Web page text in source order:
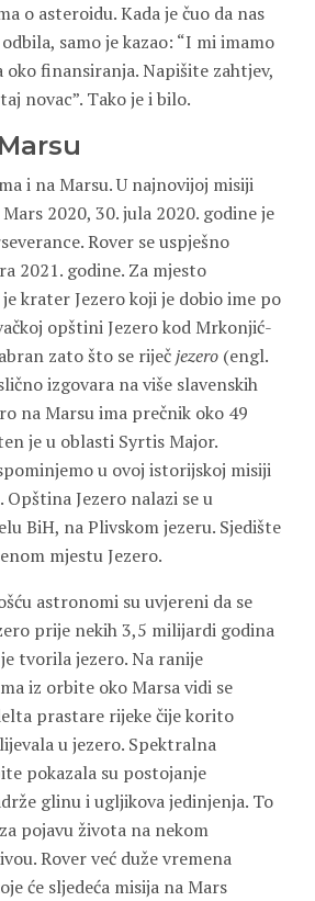
o asteroidu. Kada je čuo da nas
samo je kazao: “I mi imamo
finansiranja. Napišite zahtjev,
novac”. Tako je i bilo.
i na Marsu. U najnovijoj misiji
2020, 30. jula 2020. godine je
Rover se uspješno
2021. godine. Za mjesto
krater Jezero koji je dobio ime po
opštini Jezero kod Mrkonjić-
zato što se riječjezero (engl.
izgovara na više slavenskih
na Marsu ima prečnik oko 49
je u oblasti Syrtis Major.
u ovoj istorijskoj misiji
Jezero nalazi se u
BiH, na Plivskom jezeru. Sjedište
mjestu Jezero.
astronomi su uvjereni da se
prije nekih 3,5 milijardi godina
tvorila jezero. Na ranije
iz orbite oko Marsa vidi se
prastare rijeke čije korito
u jezero. Spektralna
pokazala su postojanje
glinu i ugljikova jedinjenja. To
pojavu života na nekom
Rover već duže vremena
će sljedeća misija na Mars